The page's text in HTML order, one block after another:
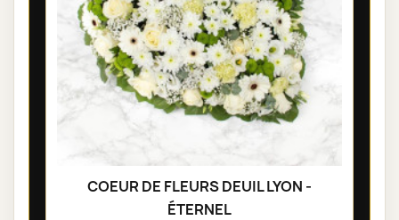
COEUR DE FLEURS DEUIL LYON -
ÉTERNEL